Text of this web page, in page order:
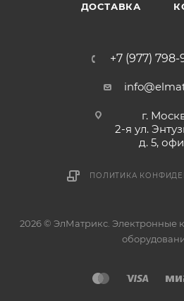
ДОСТАВКА
+7 (977)
г.
2-я ул.
д. 5,
ПОЛИТИКА
2026 © ЭлМатрикс. Электронные